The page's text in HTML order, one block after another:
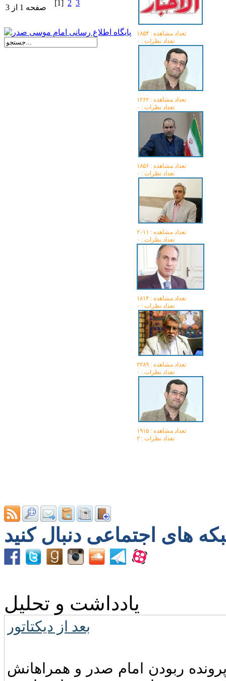
تعداد مشاهده :‌ ۱۸۵۴
تعداد نظرات : ۰
تعداد مشاهده :‌ ۱۲۶۲
تعداد نظرات : ۰
تعداد مشاهده :‌ ۱۸۵۶
تعداد نظرات : ۰
تعداد مشاهده :‌ ۲۰۱۱
تعداد نظرات : ۰
تعداد مشاهده :‌ ۱۸۱۴
تعداد نظرات : ۰
تعداد مشاهده :‌ ۲۲۸۹
تعداد نظرات : ۰
تعداد مشاهده :‌ ۱۹۱۵
تعداد نظرات : ۲
صفحه 1 از 3
[1] 2 3
یادداشت و تحلیل
بعد از دیکتاتور
ربودن امام صدر و همراهانش